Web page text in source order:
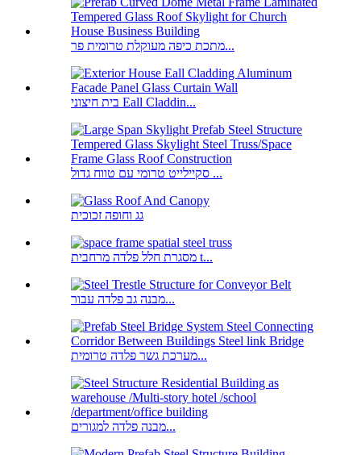
מתכת כיפה מעוקלת טרומית פר...
בית חיצוני Eall Claddin...
סקיילייט טרומי עם טווח גדול ...
גג וחופה זכוכית
מסגרת חלל פלדה מרחבית t...
מבנה גב פלדה עבור...
מערכת גשר פלדה טרומית...
מבנה פלדה למגורים...